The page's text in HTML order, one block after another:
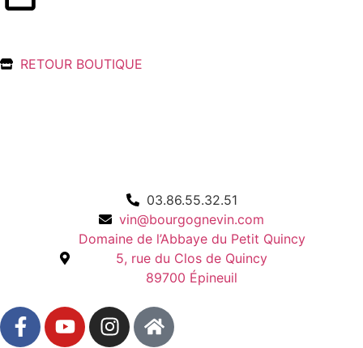
RETOUR BOUTIQUE
03.86.55.32.51
vin@bourgognevin.com
Domaine de l’Abbaye du Petit Quincy
5, rue du Clos de Quincy
89700 Épineuil